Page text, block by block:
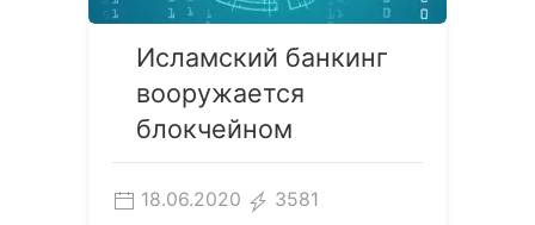
Исламский банкинг
вооружается
блокчейном
18.06.2020 3581